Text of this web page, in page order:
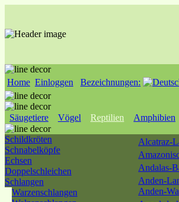
Home Einloggen Bezeichnungen:
Säugetiere Vögel Reptilien Amphibien
Schildkröten
Schnabelköpfe
Echsen
Doppelschleichen
Schlangen
Warzenschlangen
Alcatraz-
Andalas-
Anden-
Anden-